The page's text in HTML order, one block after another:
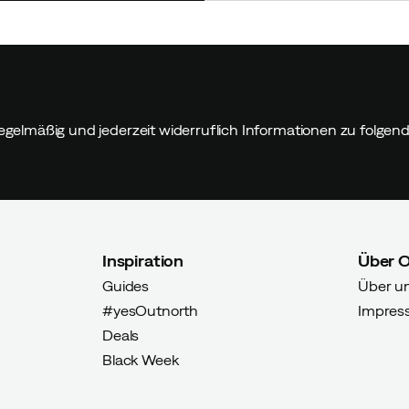
und jederzeit widerruflich Informationen zu
Inspiration
Guides
#yesOutnorth
Deals
Black Week
Über
Über